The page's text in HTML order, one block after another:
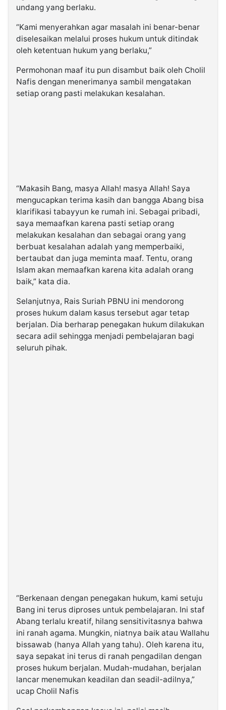
undang yang berlaku.
“Kami menyerahkan agar masalah ini benar-benar
diselesaikan melalui proses hukum untuk ditindak
oleh ketentuan hukum yang berlaku,”
Permohonan maaf itu pun disambut baik oleh Cholil
Nafis dengan menerimanya sambil mengatakan
setiap orang pasti melakukan kesalahan.
“Makasih Bang, masya Allah! masya Allah! Saya
mengucapkan terima kasih dan bangga Abang bisa
klarifikasi tabayyun ke rumah ini. Sebagai pribadi,
saya memaafkan karena pasti setiap orang
melakukan kesalahan dan sebagai orang yang
berbuat kesalahan adalah yang memperbaiki,
bertaubat dan juga meminta maaf. Tentu, orang
Islam akan memaafkan karena kita adalah orang
baik,” kata dia.
Selanjutnya, Rais Suriah PBNU ini mendorong
proses hukum dalam kasus tersebut agar tetap
berjalan. Dia berharap penegakan hukum dilakukan
secara adil sehingga menjadi pembelajaran bagi
seluruh pihak.
“Berkenaan dengan penegakan hukum, kami setuju
Bang ini terus diproses untuk pembelajaran. Ini staf
Abang terlalu kreatif, hilang sensitivitasnya bahwa
ini ranah agama. Mungkin, niatnya baik atau Wallahu
bissawab (hanya Allah yang tahu). Oleh karena itu,
saya sepakat ini terus di ranah pengadilan dengan
proses hukum berjalan. Mudah-mudahan, berjalan
lancar menemukan keadilan dan seadil-adilnya,”
ucap Cholil Nafis